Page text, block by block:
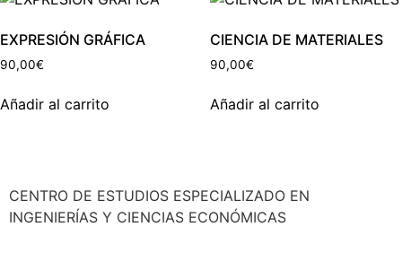
EXPRESIÓN GRÁFICA
90,00€
Añadir al carrito
CIENCIA DE MATERIALES
90,00€
Añadir al carrito
CENTRO DE ESTUDIOS ESPECIALIZADO EN
INGENIERÍAS Y CIENCIAS ECONÓMICAS